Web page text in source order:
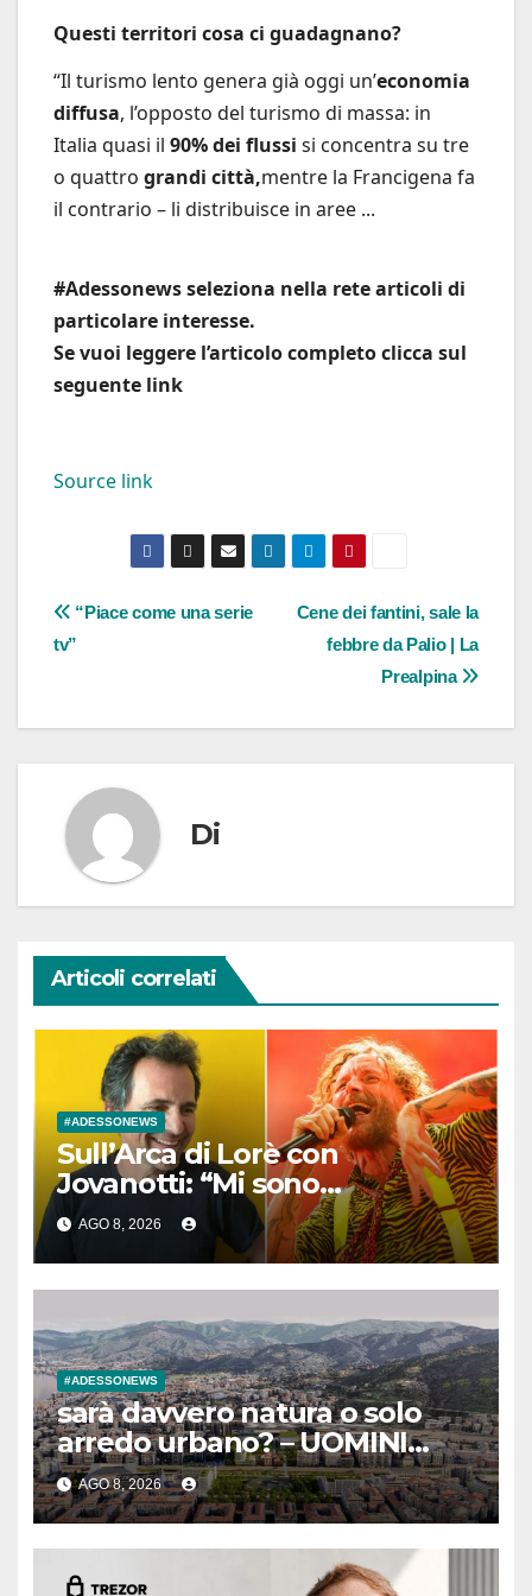
Questi territori cosa ci guadagnano?
“Il turismo lento genera già oggi un’economia
diffusa, l’opposto del turismo di massa: in
Italia quasi il 90% dei flussi si concentra su tre
o quattro grandi città,mentre la Francigena fa
il contrario – li distribuisce in aree ...
#Adessonews seleziona nella rete articoli di
particolare interesse.
Se vuoi leggere l’articolo completo clicca sul
seguente link
Source link
Navigazione
Cene dei fantini, sale la
febbre da Palio | La
Prealpina
“Piace come una serie
tv”
Di
Articoli correlati
#ADESSONEWS
Sull’Arca di Lorè con
Jovanotti: “Mi sono
identificato in Noè che sente
una voce interiore dirgli: fai
vivere”
AGO 8, 2026
#ADESSONEWS
sarà davvero natura o solo
arredo urbano? – UOMINI
LIBERI
AGO 8, 2026